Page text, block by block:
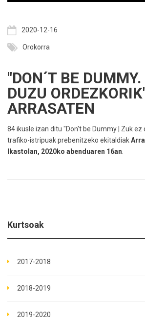
2020-12-16
Orokorra
"DON´T BE
DUZU
ARRASATEN
84 ikusle izan ditu "Don't be Dummy | Zuk
trafiko-istripuak prebenitzeko ekitaldiak
Ikastolan, 2020ko abenduaren 16an
Kurtsoak
2017-2018
2018-2019
2019-2020